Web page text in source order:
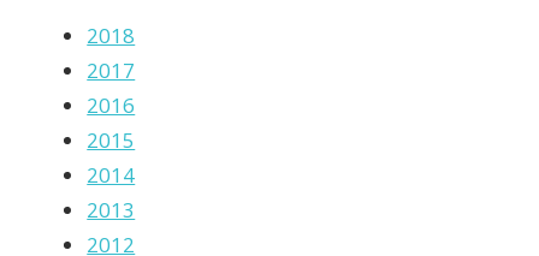
2018
2017
2016
2015
2014
2013
2012